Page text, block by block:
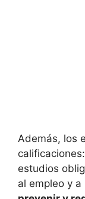
Además, los
estudios
al empleo y